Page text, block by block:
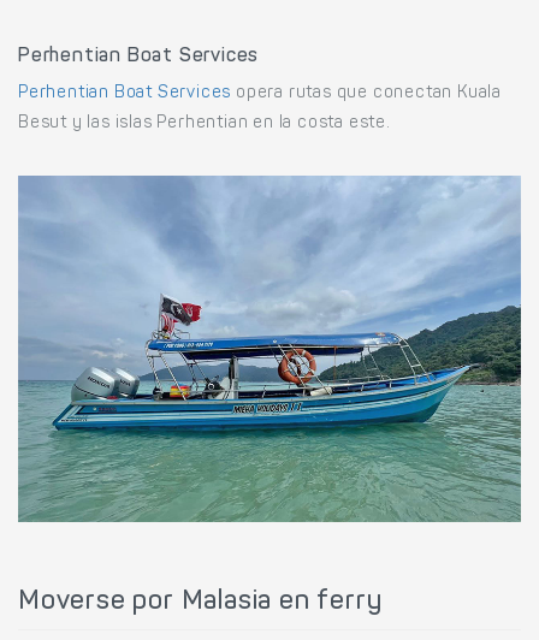
Perhentian Boat Services
Perhentian Boat Services opera rutas que conectan Kuala
Besut y las islas Perhentian en la costa este.
Moverse por Malasia en ferry